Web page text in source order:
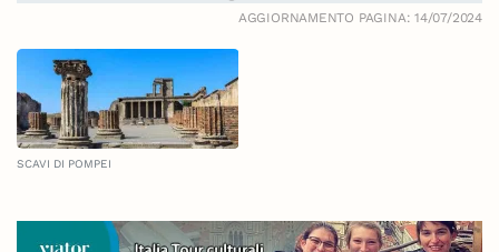
AGGIORNAMENTO PAGINA: 14/07/2024
SCAVI DI POMPEI